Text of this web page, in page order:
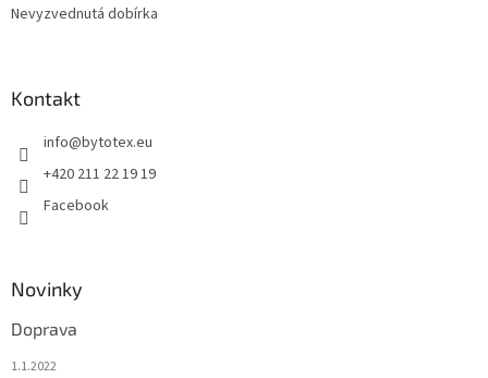
Nevyzvednutá dobírka
Kontakt
info@bytotex.eu
+420 211 22 19 19
Facebook
Novinky
Doprava
1.1.2022